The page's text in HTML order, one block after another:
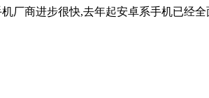
厂商进步很快,去年起安卓系手机已经